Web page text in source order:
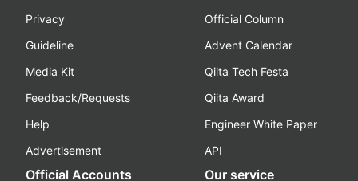
Privacy
Guideline
Media Kit
Feedback/Requests
Help
Advertisement
Official Column
Advent Calendar
Qiita Tech Festa
Qiita Award
Engineer White Paper
API
Official Accounts Our service